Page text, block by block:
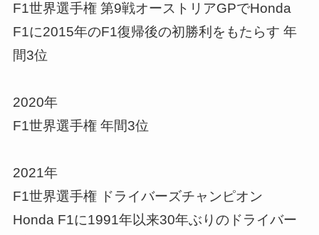
F1世界選手権 第9戦オーストリアGPでHonda
F1に2015年のF1復帰後の初勝利をもたらす 年
間3位
2020年
F1世界選手権 年間3位
2021年
F1世界選手権 ドライバーズチャンピオン
Honda F1に1991年以来30年ぶりのドライバー